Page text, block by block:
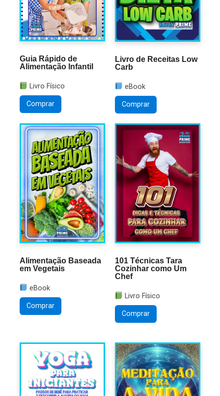
Guia Rápido de
Alimentação Infantil
Livro Físico
Comprar
Livro de Receitas Low
Carb
eBook
Comprar
Alimentação Baseada
em Vegetais
eBook
Comprar
101 Técnicas Tara
Cozinhar como Um
Chef
Livro Físico
Comprar